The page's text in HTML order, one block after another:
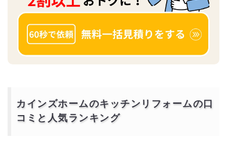
カインズホームのキッチンリフォームの口
コミと人気ランキング